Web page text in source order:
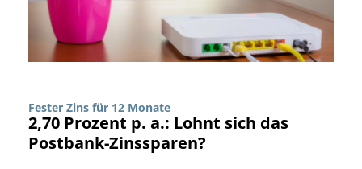
Fester Zins für 12 Monate
2,70 Prozent p. a.: Lohnt sich das
Postbank-Zinssparen?